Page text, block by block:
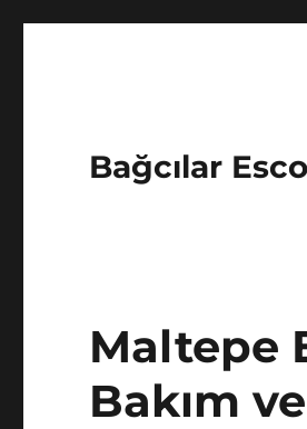
Bağcılar
Maltepe
Bakım